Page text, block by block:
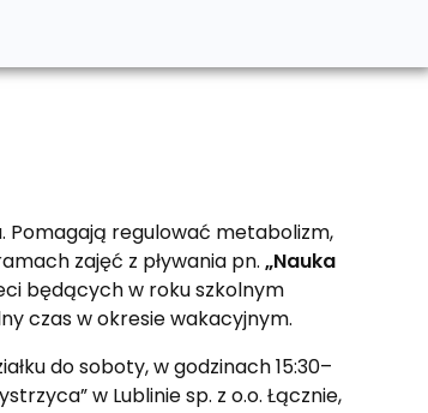
Pomagają regulować metabolizm,
zajęć z pływania pn. „Nauka
będących w roku szkolnym
czas w okresie wakacyjnym.
do soboty, w godzinach 15:30–
w Lublinie sp. z o.o. Łącznie,